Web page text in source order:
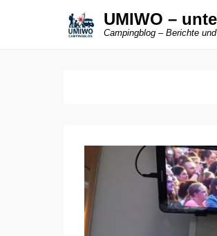
UMIWO –
Campingblog – Berichte